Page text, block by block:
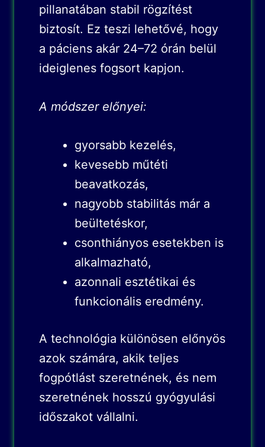
pillanatában stabil rögzítést
biztosít. Ez teszi lehetővé, hogy
a páciens akár 24–72 órán belül
ideiglenes fogsort kapjon.
A módszer előnyei:
gyorsabb kezelés,
kevesebb műtéti
beavatkozás,
nagyobb stabilitás már a
beültetéskor,
csonthiányos esetekben is
alkalmazható,
azonnali esztétikai és
funkcionális eredmény.
A technológia különösen előnyös
azok számára, akik teljes
fogpótlást szeretnének, és nem
szeretnének hosszú gyógyulási
időszakot vállalni.